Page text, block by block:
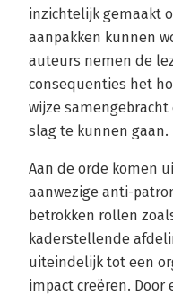
inzichtelijk gemaakt
aanpakken kunnen
auteurs nemen de
consequenties het
wijze
slag te kunnen gaan.
Aan de orde komen
aanwezige anti-
betrokken rollen
kaderstellende
uiteindelijk tot een
impact creëren.